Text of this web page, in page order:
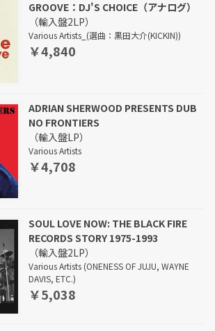
GROOVE：DJ'S CHOICE（アナログ）
（輸入盤2LP）
Various Artists_(選曲：黒田大介(KICKIN))
￥4,840
ADRIAN SHERWOOD PRESENTS DUB
NO FRONTIERS
（輸入盤LP）
Various Artists
￥4,708
SOUL LOVE NOW: THE BLACK FIRE
RECORDS STORY 1975-1993
（輸入盤2LP）
Various Artists (ONENESS OF JUJU, WAYNE
DAVIS, ETC.)
￥5,038